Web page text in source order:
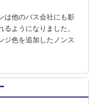
は他のバス会社にも影
ようになりました。
ジ色を追加したノンス